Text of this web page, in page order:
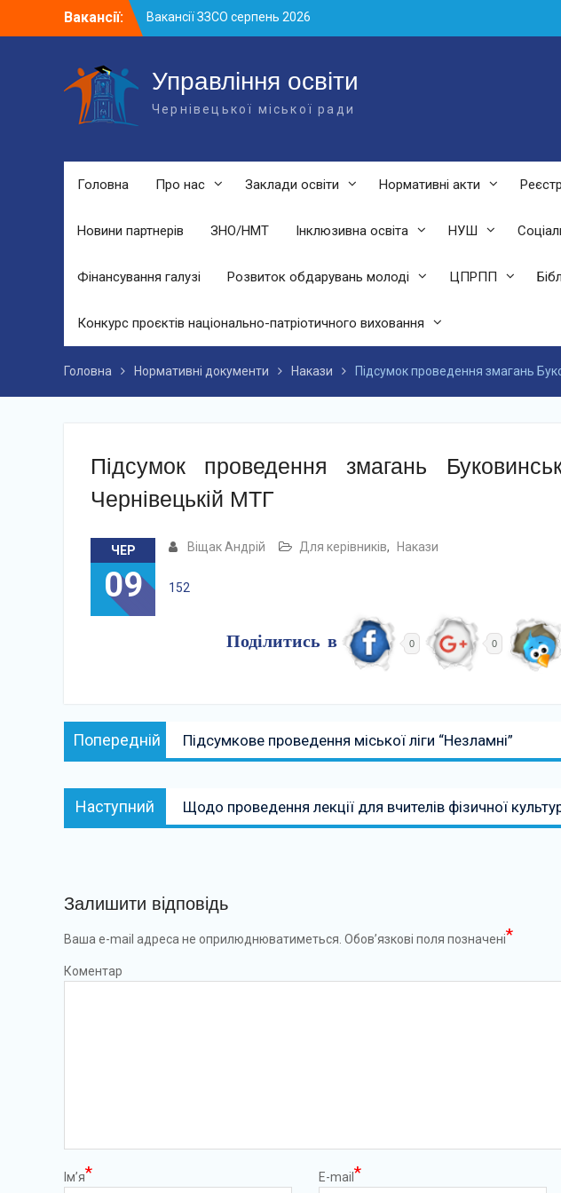
Вакансії:
Вакансії ЗЗСО серпень 2026
Вакансії ЗЗСО червень 2026
підрозділах ЗЗСО станом на 01.08.2026
р.Управління освіти
Чернівецької міської ради
Головна Про нас Заклади освіти Нормативні акти
Новини партнерів ЗНО/НМТ Інклюзивна освіта НУШ
Фінансування галузі Розвиток обдарувань молоді ЦПРПП
Конкурс проєктів національно-патріотичного виховання
Головна Нормативні документи Накази Підсумок проведення змагань
Підсумок проведення змагань
Чернівецькій МТГ
ЧЕР
09
Віщак Андрій Для керівників, Накази
152
Поділитись в 0 0
Навігація
записів
Попередній Попередній:
Підсумкове проведення міської ліги “Незламні”
Наступний Наступний:
Щодо проведення лекції для вчителів фізичної
Залишити відповідь
Ваша e-mail адреса не оприлюднюватиметься. Обов’язкові поля позначені*
Коментар
Ім’я* E-mail *